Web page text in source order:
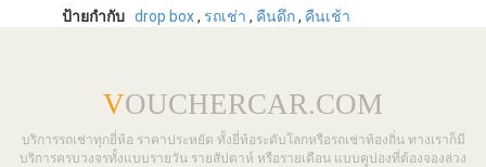
ป้ายกำกับ drop box, รถเช่า , คืนดึก, คืนเช้า
VOUCHERCAR.COM
บริการรถเช่าทุกยี่ห้อ ราคาประหยัด ทั้งยี่ห้อระดับโลกหรือรถเช่าท้องถิ่น ทางเราก็มี
บริการครบวงจรทั้งแบบรายวัน รายสัปดาห์ หรือรายเดือน แบบคูปองที่ต้องจองล่วง